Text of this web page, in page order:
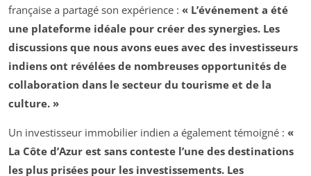
française a partagé son expérience : « L’événement a été
une plateforme idéale pour créer des synergies. Les
discussions que nous avons eues avec des investisseurs
indiens ont révélées de nombreuses opportunités de
collaboration dans le secteur du tourisme et de la
culture. »
Un investisseur immobilier indien a également témoigné : «
La Côte d’Azur est sans conteste l’une des destinations
les plus prisées pour les investissements. Les